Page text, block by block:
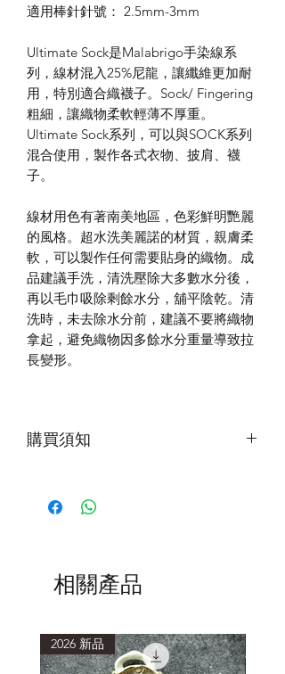
適用棒針針號： 2.5mm-3mm
Ultimate Sock是Malabrigo手染線系
列，線材混入25%尼龍，讓纖維更加耐
用，特別適合織襪子。Sock/ Fingering
粗細，讓織物柔軟輕薄不厚重。
Ultimate Sock系列，可以與SOCK系列
混合使用，製作各式衣物、披肩、襪
子。
線材用色有著南美地區，色彩鮮明艷麗
的風格。超水洗美麗諾的材質，親膚柔
軟，可以製作任何需要貼身的織物。成
品建議手洗，清洗壓除大多數水分後，
再以毛巾吸除剩餘水分，舖平陰乾。清
洗時，未去除水分前，建議不要將織物
拿起，避免織物因多餘水分重量導致拉
長變形。
購買須知
中會有浮色，為正常現象。清洗時使用
低於40度的水溫，浸泡15分鐘或以上再
避免重複搓揉擠壓，造成織品氈化縮
相關產品
2026 新品